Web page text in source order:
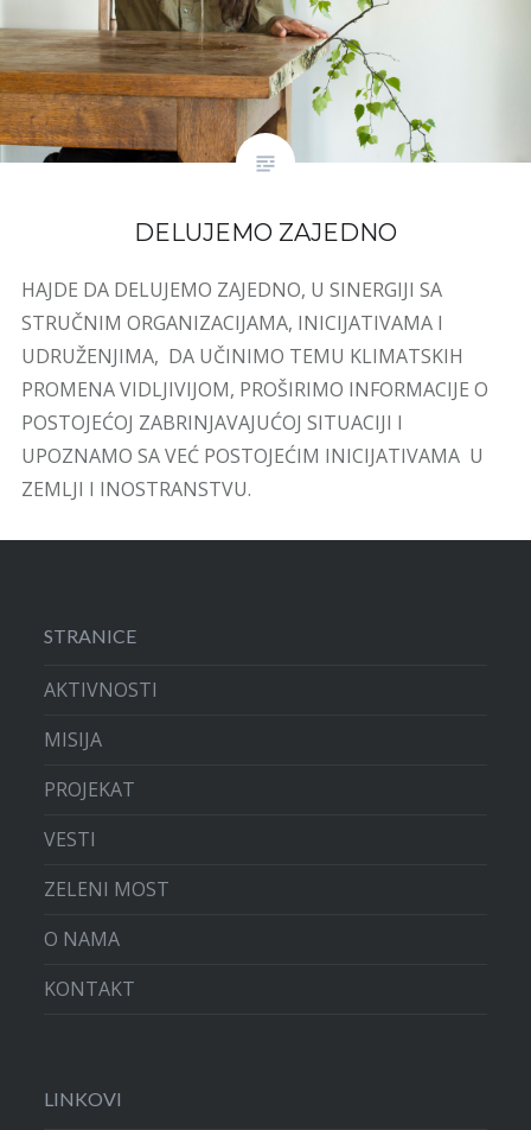
DELUJEMO ZAJEDNO
HAJDE DA DELUJEMO ZAJEDNO, U SINERGIJI SA
STRUČNIM ORGANIZACIJAMA, INICIJATIVAMA I
UDRUŽENJIMA, DA UČINIMO TEMU KLIMATSKIH
PROMENA VIDLJIVIJOM, PROŠIRIMO INFORMACIJE O
POSTOJEĆOJ ZABRINJAVAJUĆOJ SITUACIJI I
UPOZNAMO SA VEĆ POSTOJEĆIM INICIJATIVAMA U
ZEMLJI I INOSTRANSTVU.
STRANICE
AKTIVNOSTI
MISIJA
PROJEKAT
VESTI
ZELENI MOST
O NAMA
KONTAKT
LINKOVI